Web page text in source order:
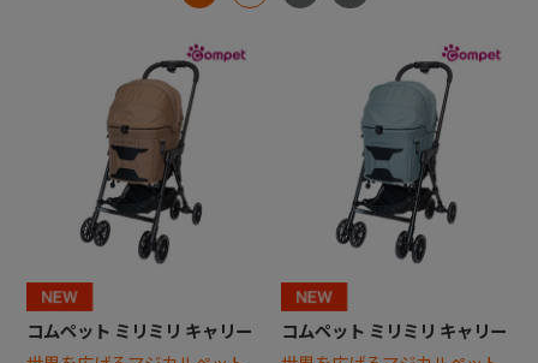
コムペット ミリミリ キャリー
コムペット ミリミリ キャリー